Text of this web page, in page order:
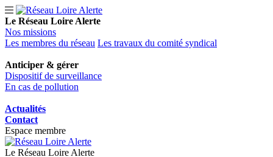
Le Réseau Loire Alerte
Nos missions
Les membres du réseau Les travaux du comité syndical
Anticiper & gérer
Dispositif de surveillance
En cas de pollution
Actualités
Contact
Espace membre
Le Réseau Loire Alerte